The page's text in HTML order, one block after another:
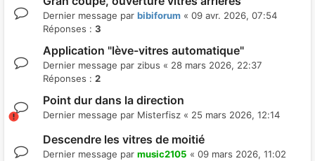
Dernier message par bibiforum « 09 avr. 2026, 07:54
Réponses : 3
Application "lève-vitres automatique"
Dernier message par zibus « 28 mars 2026, 22:37
Réponses : 2
Point dur dans la direction
Dernier message par Misterfisz « 25 mars 2026, 12:14
Descendre les vitres de moitié
Dernier message par music2105 « 09 mars 2026, 11:02